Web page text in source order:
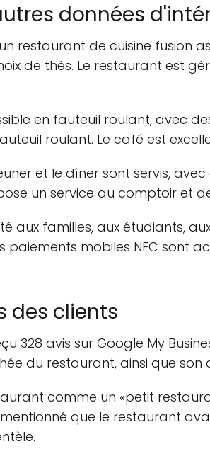
données
restaurant de cuisine fusion
de thés. Le restaurant est
en fauteuil roulant, avec
roulant. Le café est
et le dîner sont servis,
un service au comptoir et
aux familles, aux étudiants,
paiements mobiles NFC sont
des clients
328 avis sur Google My
du restaurant, ainsi que son
comme un «petit
que le restaurant